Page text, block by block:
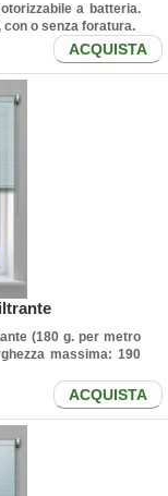
a batteria.
con o senza foratura.
ACQUISTA
(180 g. per metro
massima: 190
ACQUISTA